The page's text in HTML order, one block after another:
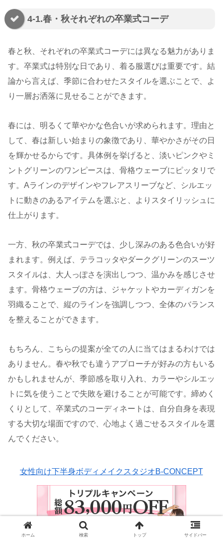
4-1.春・秋それぞれの卒業式コーデ
春と秋、それぞれの卒業式コーデには異なる魅力がありま
す。卒業式は特別な日であり、着る服選びは重要です。結
論から言えば、季節に合わせたスタイルを選ぶことで、よ
り一層お洒落に見せることができます。
春には、明るくて華やかな色合いが求められます。理由と
して、春は新しい始まりの象徴であり、華やかさがその日
を輝かせるからです。具体例を挙げると、淡いピンクやミ
ントグリーンのワンピースは、骨格ウェーブにピッタリで
す。Aラインのデザインやフレアスリーブなど、シルエッ
トに動きのあるアイテムを選ぶと、よりスタイリッシュに
仕上がります。
一方、秋の卒業式コーデでは、少し深みのある色合いが好
まれます。例えば、テラコッタやダークグリーンのスーツ
スタイルは、大人っぽさを演出しつつ、温かみを感じさせ
ます。骨格ウェーブの方は、ジャケットやカーディガンを
羽織ることで、縦のラインを強調しつつ、全体のバランス
を整えることができます。
もちろん、こちらの提案が全ての人に当てはまるわけでは
ありません。春や秋でも違うアプローチが好みの方もいる
かもしれませんが、季節感を取り入れ、カラーやシルエッ
トに気を使うことで失敗を避けることが可能です。締めく
くりとして、卒業式のコーディネートは、自分自身を表現
する大切な場面ですので、心地よく過ごせるスタイルを選
んでください。
女性向け下半身ボディメイクスタジオB-CONCEPT
ホーム 検索 トップ サイドバー